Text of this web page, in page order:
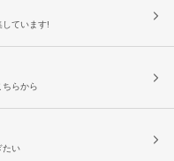
しています!
ちらから
たい